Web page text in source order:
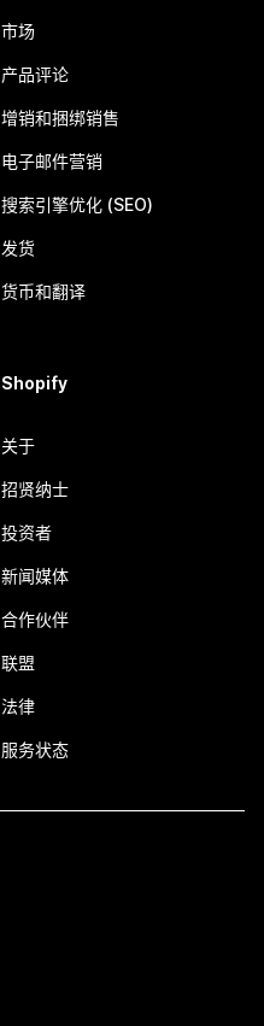
市场
产品评论
增销和捆绑销售
电子邮件营销
搜索引擎优化 (SEO)
发货
货币和翻译
Shopify
关于
招贤纳士
投资者
新闻媒体
合作伙伴
联盟
法律
服务状态